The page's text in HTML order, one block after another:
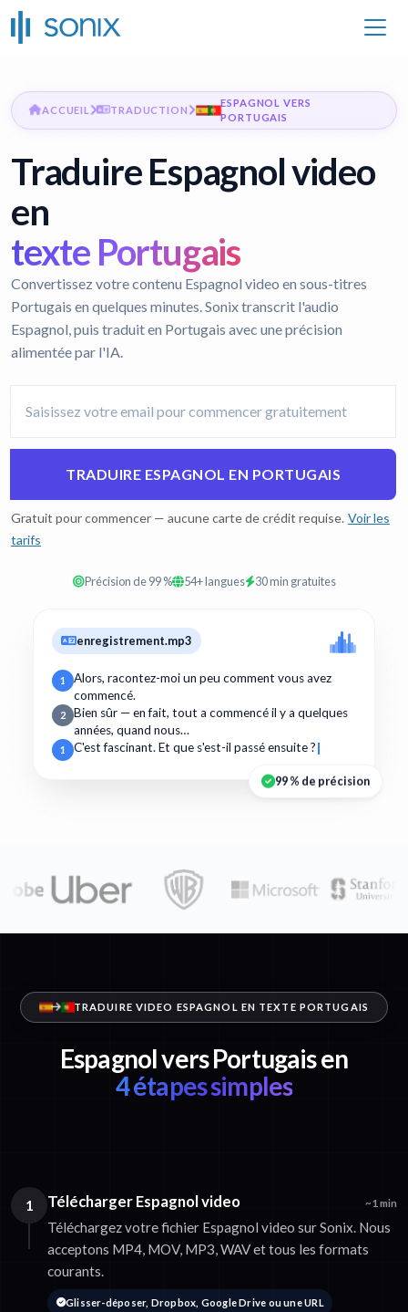
ACCUEIL TRADUCTION
ESPAGNOL VERS
PORTUGAIS
Traduire Espagnol video
en
texte Portugais
Convertissez votre contenu Espagnol video en sous-titres
Portugais en quelques minutes. Sonix transcrit l'audio
Espagnol, puis traduit en Portugais avec une précision
alimentée par l'IA.
TRADUIRE ESPAGNOL EN PORTUGAIS
Gratuit pour commencer — aucune carte de crédit requise. Voir les
tarifs
Précision de 99 % 54+ langues 30 min gratuites
enregistrement.mp3
1
Alors, racontez-moi un peu comment vous avez
commencé.
2
Bien sûr — en fait, tout a commencé il y a quelques
années, quand nous…
1 C'est fascinant. Et que s'est-il passé ensuite ?
99 % de précision
TRADUIRE VIDEO ESPAGNOL EN TEXTE PORTUGAIS
Espagnol vers Portugais en
4 étapes simples
1 Télécharger Espagnol video ~1 min
Téléchargez votre fichier Espagnol video sur Sonix. Nous
acceptons MP4, MOV, MP3, WAV et tous les formats
courants.
Glisser-déposer, Dropbox, Google Drive ou une URL